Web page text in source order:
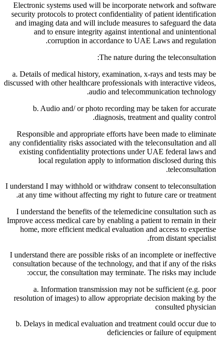
Electronic systems used will be incorporate network and software
security protocols to protect confidentiality of patient identification
and imaging data and will include measures to safeguard the data
and to ensure integrity against intentional and unintentional
corruption in accordance to UAE Laws and regulation.
The nature during the teleconsultation:
a. Details of medical history, examination, x-rays and tests may be
discussed with other healthcare professionals with interactive videos,
audio and telecommunication technology.
b. Audio and/ or photo recording may be taken for accurate
diagnosis, treatment and quality control.
Responsible and appropriate efforts have been made to eliminate
any confidentiality risks associated with the teleconsultation and all
existing confidentiality protections under UAE federal laws and
local regulation apply to information disclosed during this
teleconsultation.
I understand I may withhold or withdraw consent to teleconsultation
at any time without affecting my right to future care or treatment.
I understand the benefits of the telemedicine consultation such as
Improve access medical care by enabling a patient to remain in their
home, more efficient medical evaluation and access to expertise
from distant specialist.
I understand there are possible risks of an incomplete or ineffective
consultation because of the technology, and that if any of the risks
occur, the consultation may terminate. The risks may include:
a. Information transmission may not be sufficient (e.g. poor
resolution of images) to allow appropriate decision making by the
consulted physician
b. Delays in medical evaluation and treatment could occur due to
deficiencies or failure of equipment